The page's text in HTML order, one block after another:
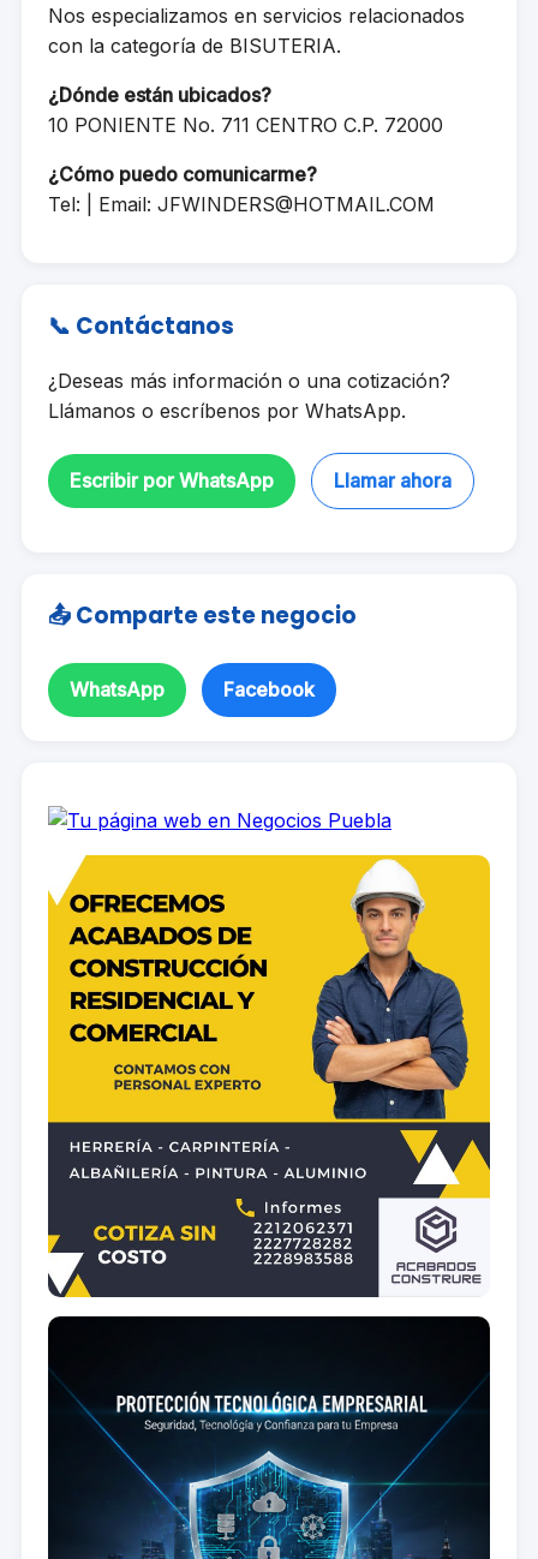
Nos especializamos en servicios relacionados
con la categoría de BISUTERIA.
¿Dónde están ubicados?
10 PONIENTE No. 711 CENTRO C.P. 72000
¿Cómo puedo comunicarme?
Tel: | Email: JFWINDERS@HOTMAIL.COM
📞 Contáctanos
¿Deseas más información o una cotización?
Llámanos o escríbenos por WhatsApp.
Escribir por WhatsApp Llamar ahora
📤 Comparte este negocio
WhatsApp Facebook